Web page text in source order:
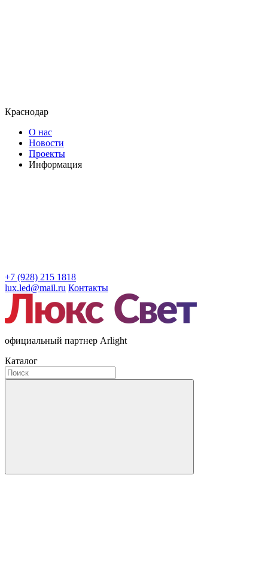
Краснодар
О нас
Новости
Проекты
Информация
+7 (928) 215 1818
lux.led@mail.ru Контакты
официальный партнер Arlight
Каталог